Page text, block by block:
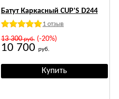
Батут Каркасный CUP'S D244
1 отзыв
13 300руб.(-20%)
10 700 руб.